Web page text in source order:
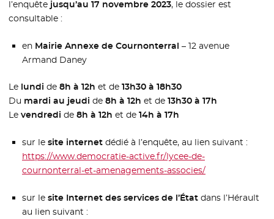
l’enquête jusqu’au 17 novembre 2023, le dossier est
consultable :
en Mairie Annexe de Cournonterral – 12 avenue
Armand Daney
Le lundide8h à 12h et de13h30 à 18h30
Du mardi au jeudi de8h à 12h et de13h30 à 17h
Levendredide8h à 12h et de14h à 17h
sur le site internetdédié à l’enquête, au lien suivant :
https://www.democratie-active.fr/lycee-de-
cournonterral-et-amenagements-associes/- Nouvelle
sur le site Internet des services de l’Étatdans l’Hérault
au lien suivant :